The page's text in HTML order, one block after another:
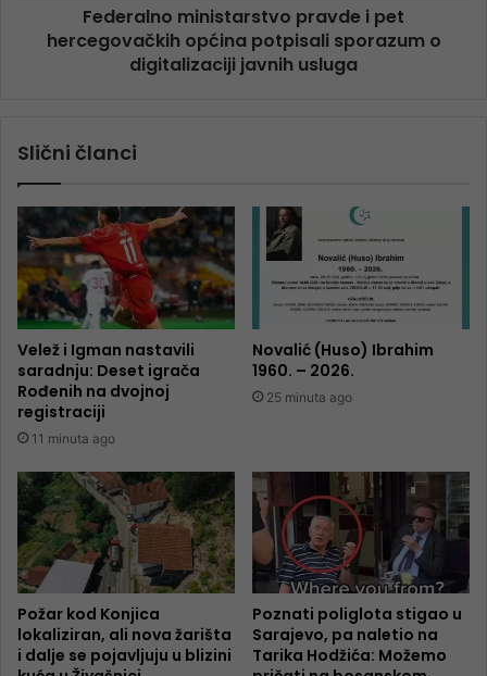
Federalno ministarstvo pravde i pet
hercegovačkih općina potpisali sporazum o
digitalizaciji javnih usluga
Slični članci
Velež i Igman nastavili
saradnju: Deset igrača
Rođenih na dvojnoj
registraciji
11 minuta ago
Novalić (Huso) Ibrahim
1960. – 2026.
25 minuta ago
Požar kod Konjica
lokaliziran, ali nova žarišta
i dalje se pojavljuju u blizini
Poznati poliglota stigao u
Sarajevo, pa naletio na
Tarika Hodžića: Možemo